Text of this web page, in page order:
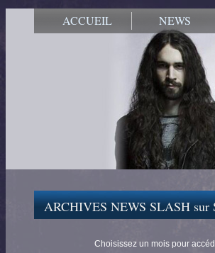
ACCUEIL NEWS
ARCHIVES NEWS SLASH
Choisissez un mois pour